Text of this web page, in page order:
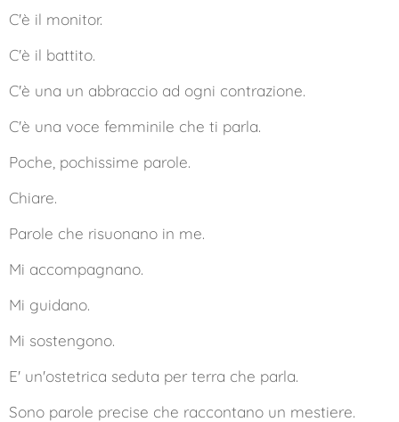
C'è il monitor.
C'è il battito.
C'è una un abbraccio ad ogni contrazione.
C'è una voce femminile che ti parla.
Poche, pochissime parole.
Chiare.
Parole che risuonano in me.
Mi accompagnano.
Mi guidano.
Mi sostengono.
E' un'ostetrica seduta per terra che parla.
Sono parole precise che raccontano un mestiere.